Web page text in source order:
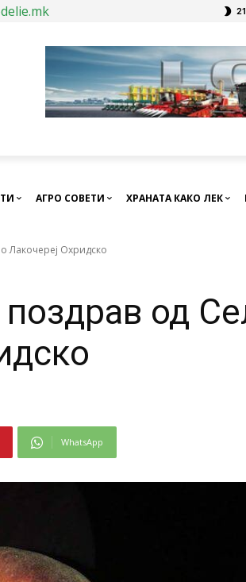
АГРО СОВЕТИ ХРАНАТА КАКО ЛЕК
Лакочереј Охридско
од
WhatsApp